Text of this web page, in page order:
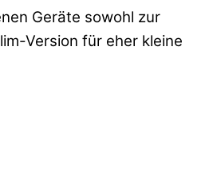
Geräte sowohl zur
Version für eher kleine